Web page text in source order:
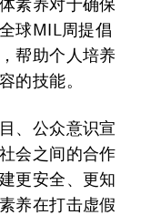
素养对于确保
球MIL周提倡
帮助个人培养
的技能。
、公众意识宣
会之间的合作
更安全、更知
养在打击虚假